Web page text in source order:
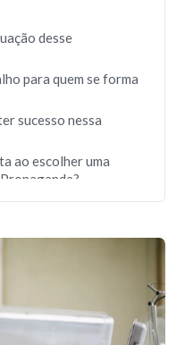
desse
para quem se forma
sucesso nessa
ao escolher uma